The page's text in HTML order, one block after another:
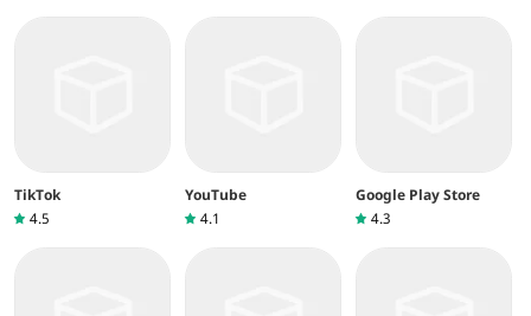
TikTok
4.5
YouTube
4.1
Google Play Store
4.3